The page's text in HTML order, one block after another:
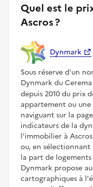
Quel est le
Ascros ?
Dynmark
Sous réserve d'un
Dynmark du
depuis 2010 du prix
appartement ou une
naviguant sur la
indicateurs de la
l'immobilier à
ou, en sélectionnant
la part de
Dynmark propose
cartographiques à